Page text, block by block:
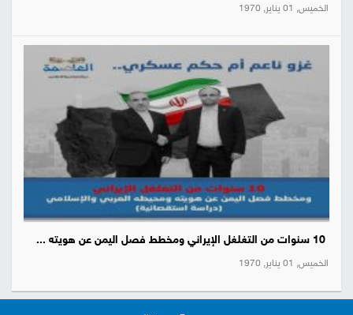
الخميس, 01 يناير, 1970
الخميس, 01 يناير, 1970